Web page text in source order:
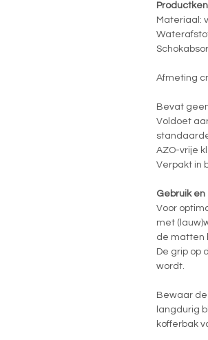
Materiaal:
Afmeting
Bevat
Voldoet
AZO-vrije
Verpakt in
Gebruik en
Voor
met
de matten
De grip op
wordt.
Bewaar
langdurig
kofferbak